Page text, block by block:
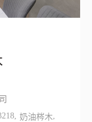
, 奶油梣木